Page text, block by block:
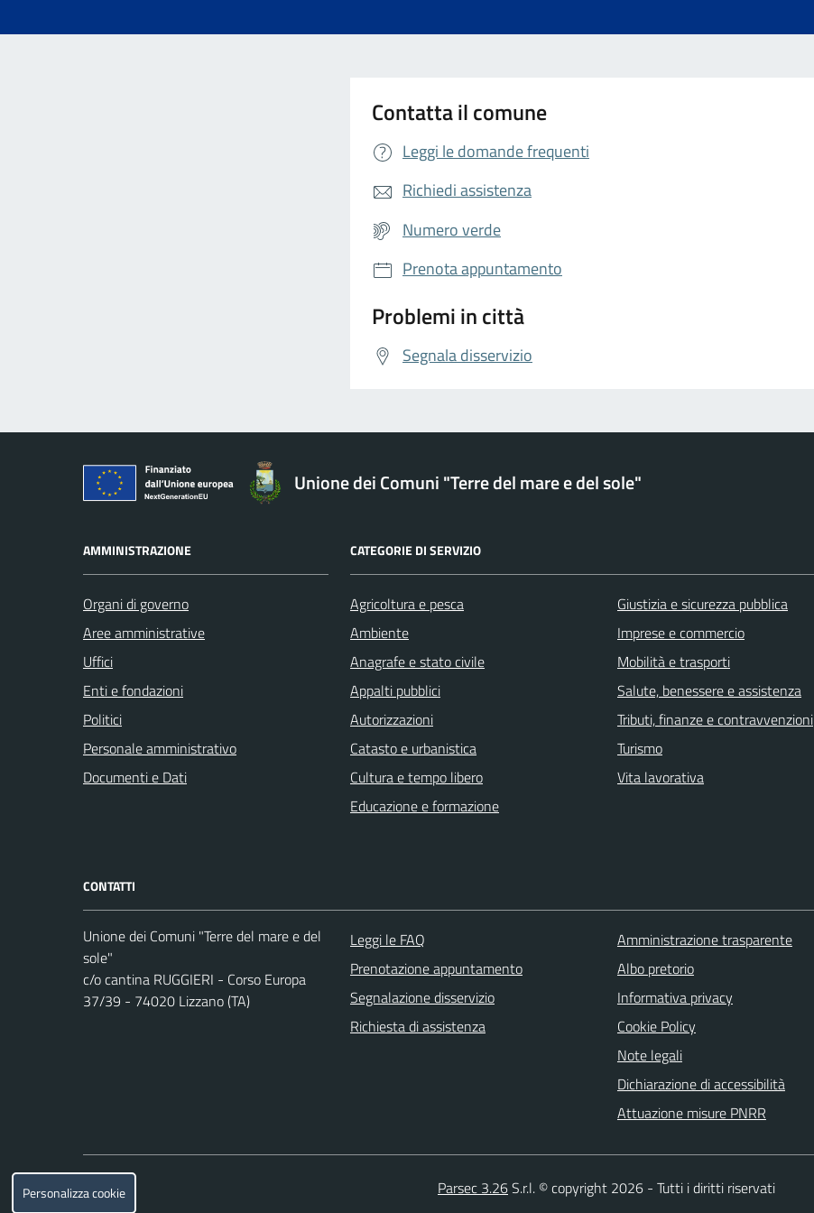
Contatta il comune
Leggi le domande frequenti
Richiedi assistenza
Numero verde
Prenota appuntamento
Problemi in città
Segnala disservizio
Unione dei Comuni "Terre del mare e del sole"
AMMINISTRAZIONE
Organi di governo
Aree amministrative
Uffici
Enti e fondazioni
Politici
Personale amministrativo
Documenti e Dati
CATEGORIE DI SERVIZIO
Agricoltura e pesca
Ambiente
Anagrafe e stato civile
Appalti pubblici
Autorizzazioni
Catasto e urbanistica
Cultura e tempo libero
Educazione e formazione
Giustizia e sicurezza pubblica
Imprese e commercio
Mobilità e trasporti
Salute, benessere e assistenza
Tributi, finanze e contravvenzioni
Turismo
Vita lavorativa
CONTATTI
Unione dei Comuni "Terre del mare e del
sole"
c/o cantina RUGGIERI - Corso Europa
37/39 - 74020 Lizzano (TA)
Leggi le FAQ
Prenotazione appuntamento
Segnalazione disservizio
Richiesta di assistenza
Amministrazione trasparente
Albo pretorio
Informativa privacy
Cookie Policy
Note legali
Dichiarazione di accessibilità
Attuazione misure PNRR
Parsec 3.26S.r.l. © copyright 2026 - Tutti i diritti riservati
Personalizza cookie